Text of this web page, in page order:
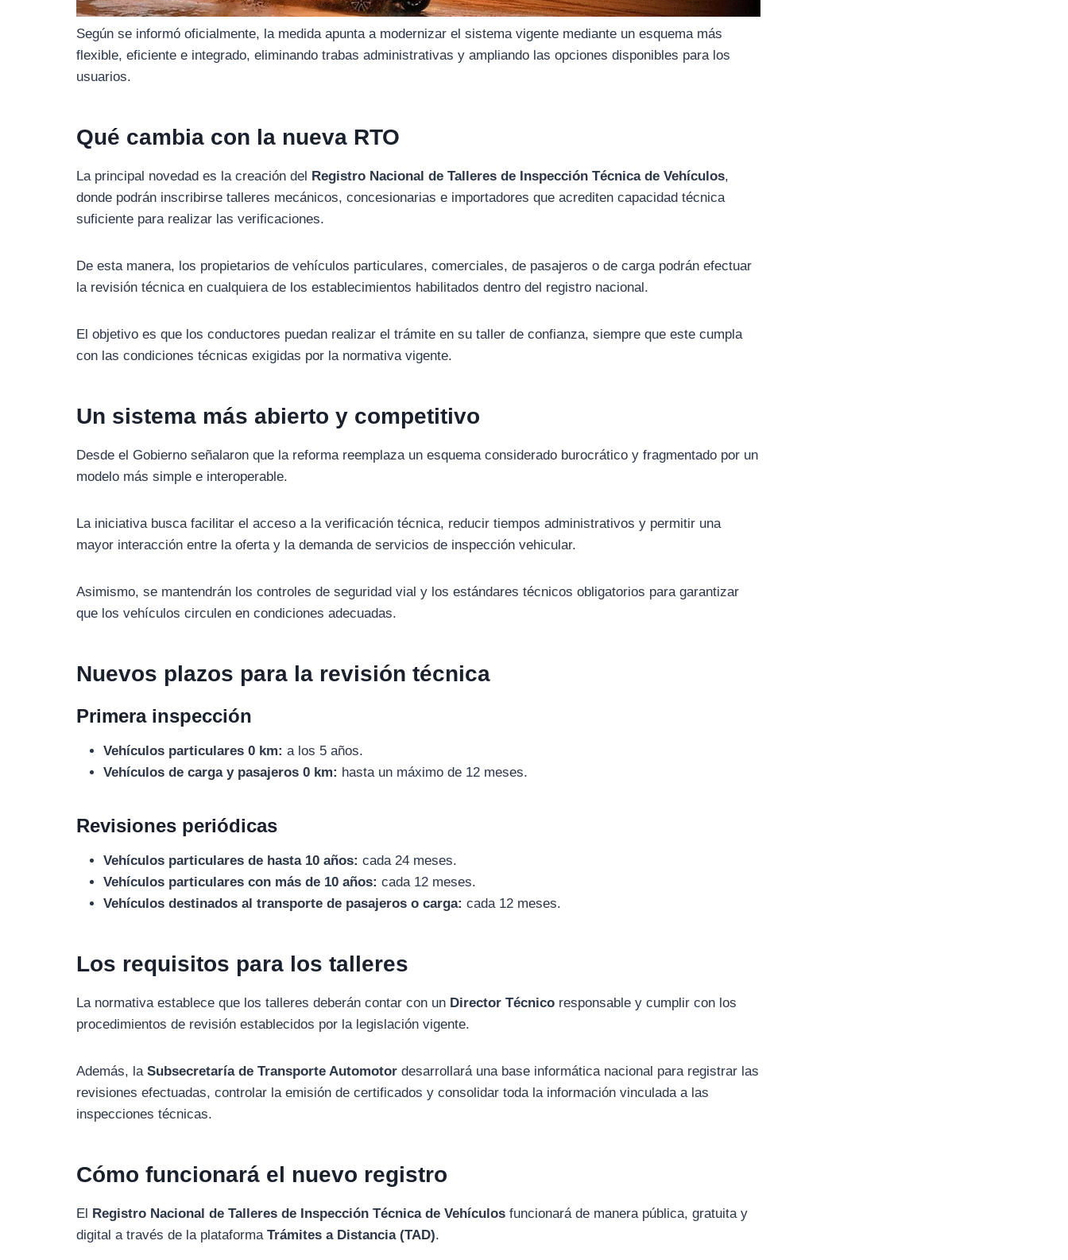
Según se informó oficialmente, la medida apunta a modernizar el sistema vigente mediante un esquema más
flexible, eficiente e integrado, eliminando trabas administrativas y ampliando las opciones disponibles para los
usuarios.
Qué cambia con la nueva RTO
La principal novedad es la creación del Registro Nacional de Talleres de Inspección Técnica de Vehículos,
donde podrán inscribirse talleres mecánicos, concesionarias e importadores que acrediten capacidad técnica
suficiente para realizar las verificaciones.
De esta manera, los propietarios de vehículos particulares, comerciales, de pasajeros o de carga podrán efectuar
la revisión técnica en cualquiera de los establecimientos habilitados dentro del registro nacional.
El objetivo es que los conductores puedan realizar el trámite en su taller de confianza, siempre que este cumpla
con las condiciones técnicas exigidas por la normativa vigente.
Un sistema más abierto y competitivo
Desde el Gobierno señalaron que la reforma reemplaza un esquema considerado burocrático y fragmentado por un
modelo más simple e interoperable.
La iniciativa busca facilitar el acceso a la verificación técnica, reducir tiempos administrativos y permitir una
mayor interacción entre la oferta y la demanda de servicios de inspección vehicular.
Asimismo, se mantendrán los controles de seguridad vial y los estándares técnicos obligatorios para garantizar
que los vehículos circulen en condiciones adecuadas.
Nuevos plazos para la revisión técnica
Primera inspección
Vehículos particulares 0 km: a los 5 años.
Vehículos de carga y pasajeros 0 km: hasta un máximo de 12 meses.
Revisiones periódicas
Vehículos particulares de hasta 10 años: cada 24 meses.
Vehículos particulares con más de 10 años: cada 12 meses.
Vehículos destinados al transporte de pasajeros o carga: cada 12 meses.
Los requisitos para los talleres
La normativa establece que los talleres deberán contar con un Director Técnico responsable y cumplir con los
procedimientos de revisión establecidos por la legislación vigente.
Además, laSubsecretaría de Transporte Automotor desarrollará una base informática nacional para registrar las
revisiones efectuadas, controlar la emisión de certificados y consolidar toda la información vinculada a las
inspecciones técnicas.
Cómo funcionará el nuevo registro
El Registro Nacional de Talleres de Inspección Técnica de Vehículos funcionará de manera pública, gratuita y
digital a través de la plataformaTrámites a Distancia (TAD).